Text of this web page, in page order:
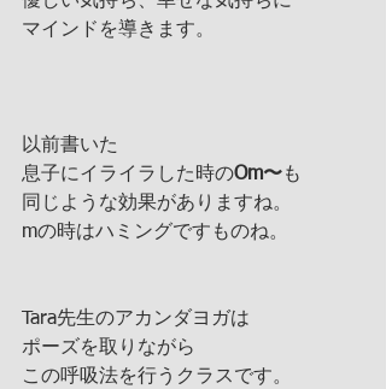
マインドを導きます。
以前書いた
息子にイライラした時のOm〜も
同じような効果がありますね。
mの時はハミングですものね。
Tara先生のアカンダヨガは
ポーズを取りながら
この呼吸法を行うクラスです。